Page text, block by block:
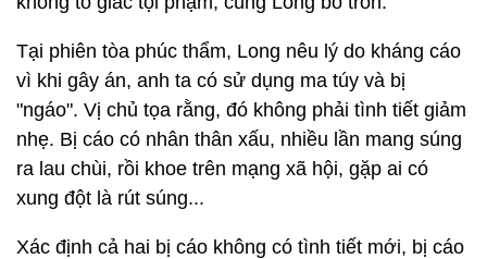
Tại phiên tòa phúc thẩm, Long nêu lý do kháng cáo
vì khi gây án, anh ta có sử dụng ma túy và bị
"ngáo". Vị chủ tọa rằng, đó không phải tình tiết giảm
nhẹ. Bị cáo có nhân thân xấu, nhiều lần mang súng
ra lau chùi, rồi khoe trên mạng xã hội, gặp ai có
xung đột là rút súng...
Xác định cả hai bị cáo không có tình tiết mới, bị cáo